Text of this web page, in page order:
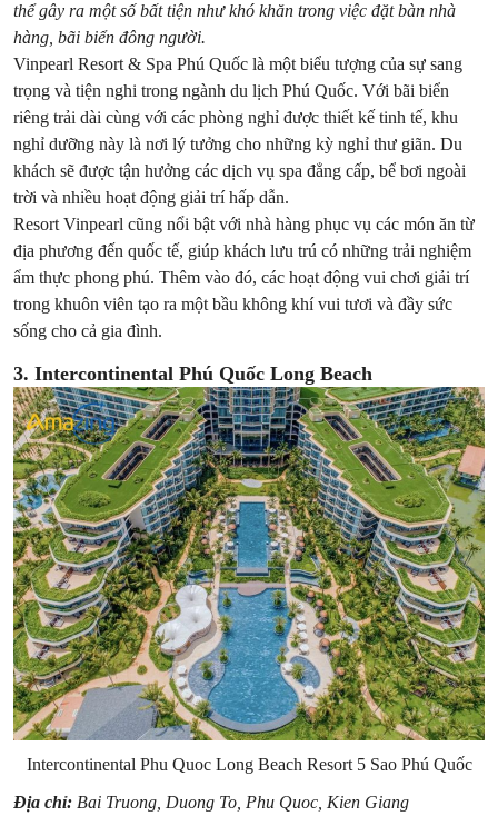
thể gây ra một số bất tiện như khó khăn trong việc đặt bàn nhà
hàng, bãi biển đông người.
Vinpearl Resort & Spa Phú Quốc là một biểu tượng của sự sang
trọng và tiện nghi trong ngành du lịch Phú Quốc. Với bãi biển
riêng trải dài cùng với các phòng nghỉ được thiết kế tinh tế, khu
nghỉ dưỡng này là nơi lý tưởng cho những kỳ nghỉ thư giãn. Du
khách sẽ được tận hưởng các dịch vụ spa đẳng cấp, bể bơi ngoài
trời và nhiều hoạt động giải trí hấp dẫn.
Resort Vinpearl cũng nổi bật với nhà hàng phục vụ các món ăn từ
địa phương đến quốc tế, giúp khách lưu trú có những trải nghiệm
ẩm thực phong phú. Thêm vào đó, các hoạt động vui chơi giải trí
trong khuôn viên tạo ra một bầu không khí vui tươi và đầy sức
sống cho cả gia đình.
3. Intercontinental Phú Quốc Long Beach
Intercontinental Phu Quoc Long Beach Resort 5 Sao Phú Quốc
Địa chỉ: Bai Truong, Duong To, Phu Quoc, Kien Giang